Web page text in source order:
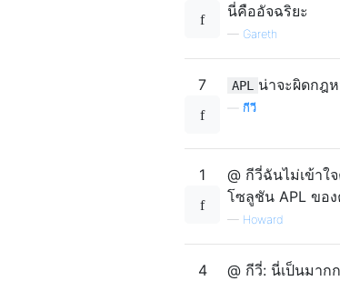
นี่คืออัจฉริยะ
— Gareth
7 APL น่าจะผิดกฎ
กีวี
1
@ กีวี่ฉันไม่เข้าใ
โซลูชัน APL ขอ
— Howard
4
@ กีวี่: นี่เป็นมา